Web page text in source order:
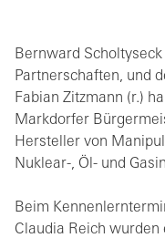
Bernward
Partnerschaften, und
Fabian Zitzmann (r.)
Markdorfer
Hersteller von
Nuklear-, Öl- und
Beim
Claudia Reich